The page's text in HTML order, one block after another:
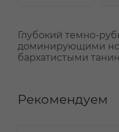
Глубокий темно-
доминирующими
бархатистыми
Рекомендуем